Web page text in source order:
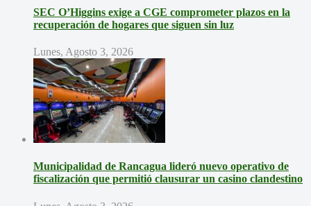
SEC O’Higgins exige a CGE comprometer plazos en la
recuperación de hogares que siguen sin luz
Lunes, Agosto 3, 2026
Municipalidad de Rancagua lideró nuevo operativo de
fiscalización que permitió clausurar un casino clandestino